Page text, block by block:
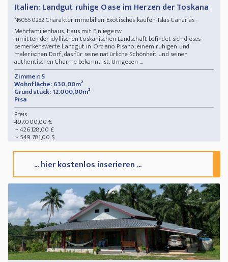
Italien: Landgut ruhige Oase im Herzen der Toskana
N60550282Charakterimmobilien-Exotisches-kaufen-Islas-Canarias -
Mehrfamilienhaus, Haus mit Einliegerw.
Inmitten der idyllischen toskanischen Landschaft befindet sich dieses
bemerkenswerte Landgut in Orciano Pisano, einem ruhigen und
malerischen Dorf, das für seine natürliche Schönheit und seinen
authentischen Charme bekannt ist. Umgeben ...
Zimmer: 5
Wohnfläche: 630,00m²
Grundstück: 12.000,00m²
Pisa
Preis:
497.000,00 €
~ 426.128,00 £
~ 549.781,00 $
... hier kostenlos inserieren ...